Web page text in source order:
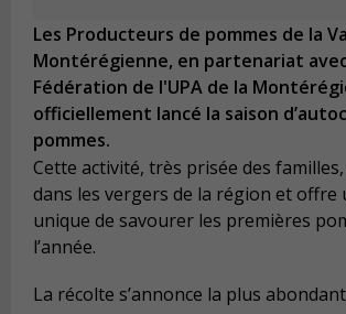
Les Producteurs de pommes de la
Montérégienne, en partenariat
Fédération de l'UPA de la
officiellement lancé la saison
pommes.
Cette activité, très prisée des
dans les vergers de la région et offre
unique de savourer les premières
l’année.
La récolte s’annonce la plus